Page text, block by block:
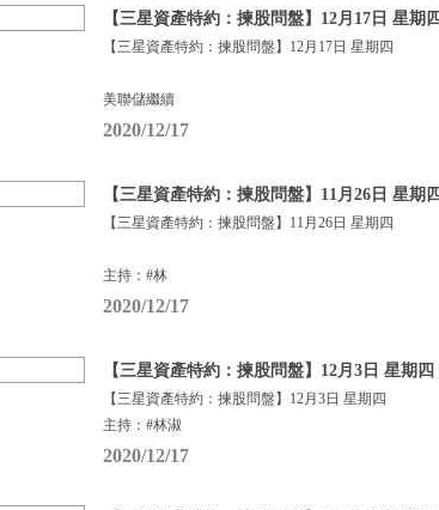
【三星資產特約：揀股問盤】12月17日 星期四
【三星資產特約：揀股問盤】12月17日 星期四
美聯儲繼續
2020/12/17
【三星資產特約：揀股問盤】11月26日 星期四
【三星資產特約：揀股問盤】11月26日 星期四
主持：#林
2020/12/17
【三星資產特約：揀股問盤】12月3日 星期四
【三星資產特約：揀股問盤】12月3日 星期四
主持：#林淑
2020/12/17